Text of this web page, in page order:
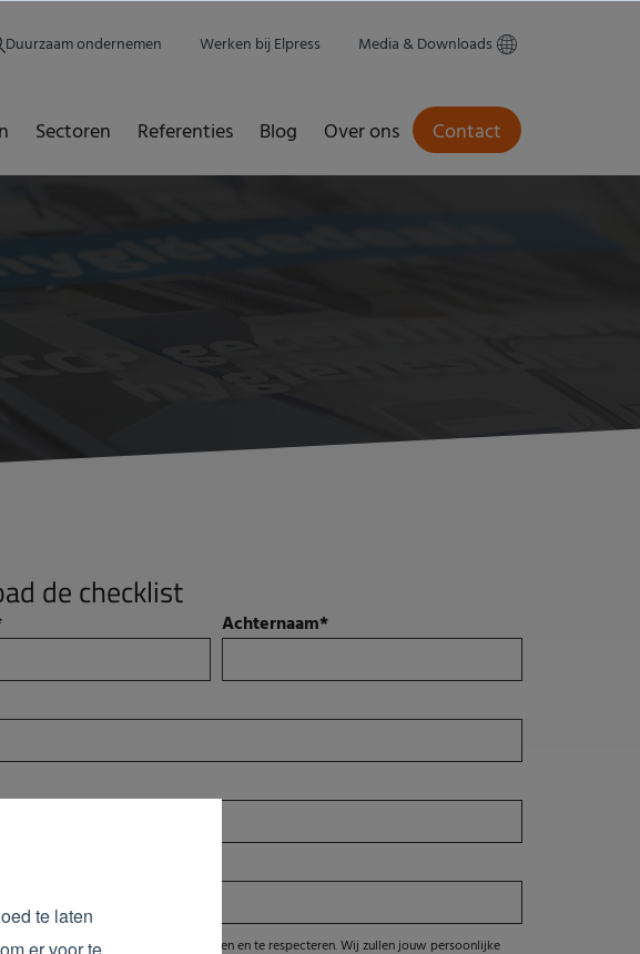
te laten
er voor te
Duurzaam ondernemen Werken bij Elpress Media & Downloads
Sectoren Referenties Blog Over ons Contact
de checklist
Achternaam*
aan om jouw privacy te beschermen en te respecteren. Wij zullen jouw persoonlijke